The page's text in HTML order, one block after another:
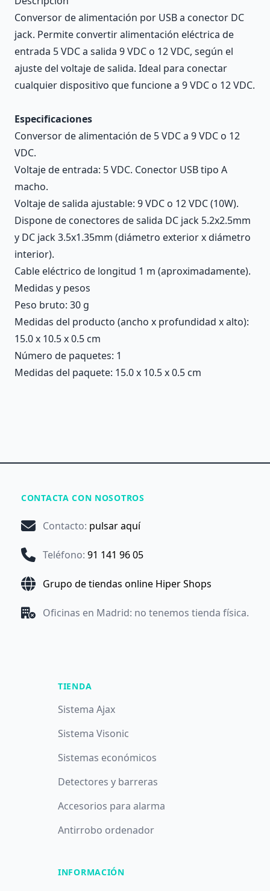
Conversor de alimentación por USB a conector DC
jack. Permite convertir alimentación eléctrica de
entrada 5 VDC a salida 9 VDC o 12 VDC, según el
ajuste del voltaje de salida. Ideal para conectar
cualquier dispositivo que funcione a 9 VDC o 12 VDC.
Especificaciones
Conversor de alimentación de 5 VDC a 9 VDC o 12
VDC.
Voltaje de entrada: 5 VDC. Conector USB tipo A
macho.
Voltaje de salida ajustable: 9 VDC o 12 VDC (10W).
Dispone de conectores de salida DC jack 5.2x2.5mm
y DC jack 3.5x1.35mm (diámetro exterior x diámetro
interior).
Cable eléctrico de longitud 1 m (aproximadamente).
Medidas y pesos
Peso bruto: 30 g
Medidas del producto (ancho x profundidad x alto):
15.0 x 10.5 x 0.5 cm
Número de paquetes: 1
Medidas del paquete: 15.0 x 10.5 x 0.5 cm
CONTACTA CON NOSOTROS
Contacto: pulsar aquí
Teléfono: 91 141 96 05
Grupo de tiendas online Hiper Shops
Oficinas en Madrid: no tenemos tienda física.
TIENDA
Sistema Ajax
Sistema Visonic
Sistemas económicos
Detectores y barreras
Accesorios para alarma
Antirrobo ordenador
INFORMACIÓN